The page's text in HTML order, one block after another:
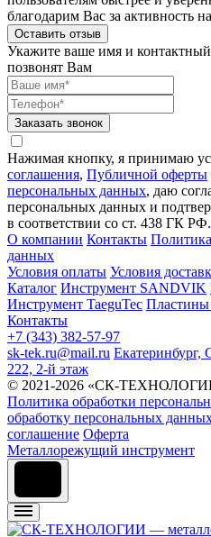
благодарим Вас за активность
Оставить отзыв
Укажите ваше имя и
позвонят Вам
Заказать звонок
Нажимая кнопку, я принимаю
соглашения, Публичной оферты
персональных данных, даю
персональных данных и
в соответствии со ст. 438 ГК РФ.
О компании Контакты
данных
Условия оплаты Условия
Каталог Инструмент SANDVIK
Инструмент TaeguTec Пластины
Контакты
+7 (343) 382-57-97
sk-tek.ru@mail.ru Екатеринбург,
222, 2-й этаж
© 2021-2026 «СК-
Политика обработки
обработку персональных
соглашение Оферта
Металлорежущий инструмент